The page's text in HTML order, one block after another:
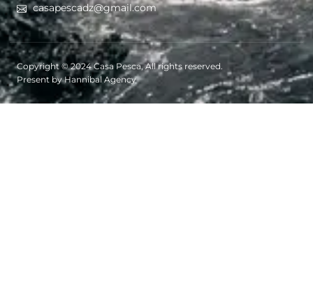
casapescadz@gmail.com
Copyright © 2024 Casa Pesca, All rights reserved.
Present by Hannibal Agency